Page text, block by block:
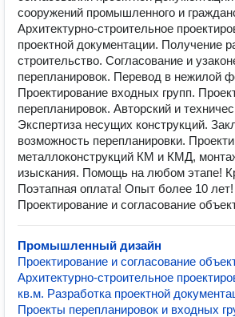
сооружений промышленного и
Архитектурно-строительное
проектной документации. Получение
строительство. Согласование и
перепланировок. Перевод в нежилой
Проектирование входных групп.
перепланировок. Авторский и
Экспертиза несущих конструкций.
возможность перепланировки.
металлоконструкций КМ и КМД,
изыскания. Помощь на любом этапе!
Поэтапная оплата! Опыт более 10
Проектирование и согласование
Промышленный дизайн
Проектирование и согласование
Архитектурно-строительное
кв.м. Разработка проектной
Проекты перепланировок и входных